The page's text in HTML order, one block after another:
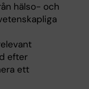
hälso- och
efter
ett